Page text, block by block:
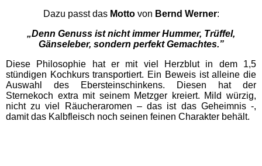
Dazu passt das Mottovon Bernd Werner:
„Denn Genuss ist nicht immer Hummer, Trüffel,
Gänseleber, sondern perfekt Gemachtes.”
Diese Philosophie hat er mit viel Herzblut in dem 1,5
stündigen Kochkurs transportiert. Ein Beweis ist alleine die
Auswahl des Ebersteinschinkens. Diesen hat der
Sternekoch extra mit seinem Metzger kreiert. Mild würzig,
nicht zu viel Räucheraromen – das ist das Geheimnis -,
damit das Kalbfleisch noch seinen feinen Charakter behält.